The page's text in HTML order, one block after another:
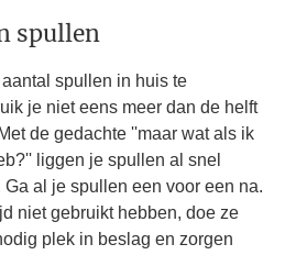
spullen
spullen in huis te
je niet eens meer dan de helft
de gedachte ''maar wat als ik
liggen je spullen al snel
al je spullen een voor een na.
niet gebruikt hebben, doe ze
plek in beslag en zorgen